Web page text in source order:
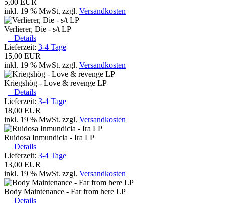
inkl. 19 % MwSt. zzgl. Versandkosten
Verlierer, Die - s/t LP
Details
Lieferzeit: 3-4 Tage
15,00 EUR
inkl. 19 % MwSt. zzgl. Versandkosten
Kriegshög - Love & revenge LP
Details
Lieferzeit: 3-4 Tage
18,00 EUR
inkl. 19 % MwSt. zzgl. Versandkosten
Ruidosa Inmundicia - Ira LP
Details
Lieferzeit: 3-4 Tage
13,00 EUR
inkl. 19 % MwSt. zzgl. Versandkosten
Body Maintenance - Far from here LP
Details